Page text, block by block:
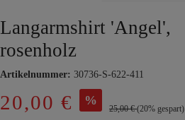
Langarmshirt 'Angel',
rosenholz
Artikelnummer: 30736-S-622-411
20,00 € %
25,00 €(20% gespart)